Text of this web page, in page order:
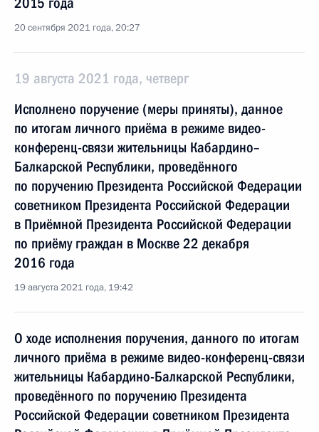
20 сентября 2021 года, 20:27
19 августа 2021 года, четверг
Исполнено поручение (меры приняты), данное
по итогам личного приёма в режиме видео-
конференц-связи жительницы Кабардино–
Балкарской Республики, проведённого
по поручению Президента Российской Федерации
советником Президента Российской Федерации
в Приёмной Президента Российской Федерации
по приёму граждан в Москве 22 декабря
2016 года
19 августа 2021 года, 19:42
О ходе исполнения поручения, данного по итогам
личного приёма в режиме видео-конференц-связи
жительницы Кабардино-Балкарской Республики,
проведённого по поручению Президента
Российской Федерации советником Президента